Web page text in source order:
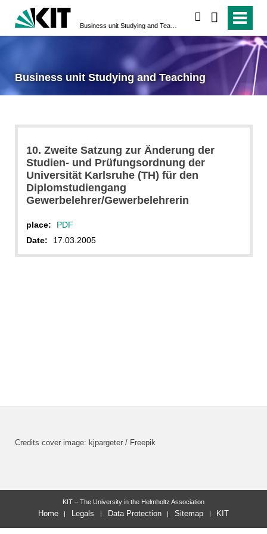
Business unit Studying and Teaching
10. Zweite Satzung zur Änderung der
Studien- und Prüfungsordnung der
Universität Karlsruhe (TH) für den
Diplomstudiengang
Gewerbelehrer/Gewerbelehrerin
place:
PDF
Date:
17.03.2005
Credits cover image: kjpargeter / Freepik
KIT – The University in the Helmholtz Association
Home Legals Data Protection Sitemap KIT